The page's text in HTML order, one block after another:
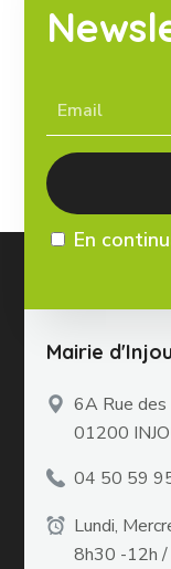
En
Mairie
6A Rue des
01200
04 50 59
Lundi,
8h30 -12h